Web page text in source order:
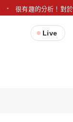
很有趣的分析！對
Live